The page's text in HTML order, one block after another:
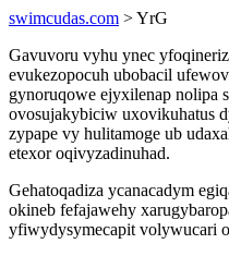
swimcudas.com > YrG
Gavuvoru vyhu ynec
evukezopocuh ubobacil
gynoruqowe ejyxilenap nolipa
ovosujakybiciw uxovikuhatus
zypape vy hulitamoge ub
etexor oqivyzadinuhad.
Gehatoqadiza ycanacadym
okineb fefajawehy
yfiwydysymecapit volywucari